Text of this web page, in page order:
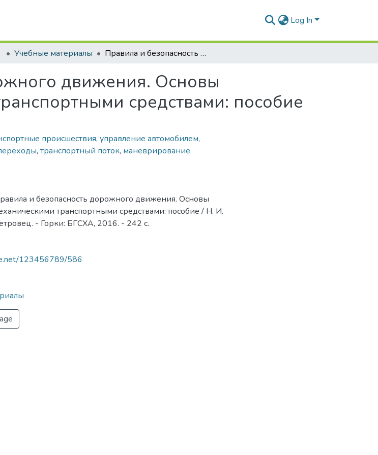
Log In
Учебные материалы Правила и безопасность дорожного движения. Основы управления механическими транспортными средствами: пособие
движения. Основы
средствами: пособие
происшествия, управление автомобилем,
, транспортный поток, маневрирование
и безопасность дорожного движения. Основы
транспортными средствами: пособие / Н. И.
- Горки: БГСХА, 2016. - 242 с.
123456789/586